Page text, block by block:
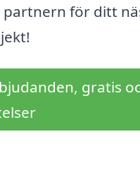
för ditt
gratis